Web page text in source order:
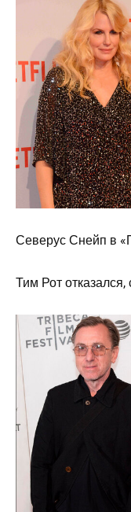
Северус Снейп в
Тим Рот